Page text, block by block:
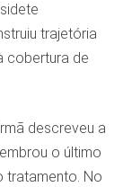
trajetória
cobertura de
descreveu a
o último
tratamento. No